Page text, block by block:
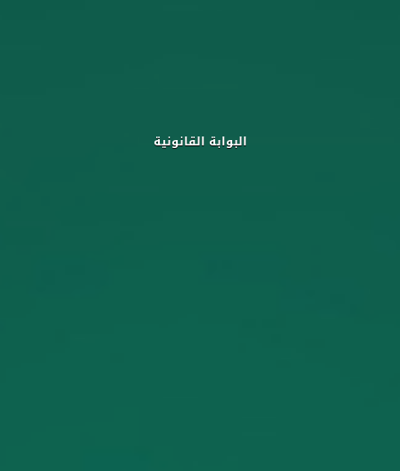
البوابة القانونية